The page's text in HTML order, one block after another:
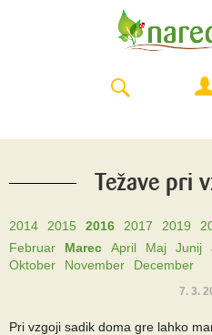
Težave pri
2014 2015 2016 2017 2019
Februar
Marec April Maj Junij
Oktober
November December
7. 3.
Pri vzgoji sadik doma gre lahko